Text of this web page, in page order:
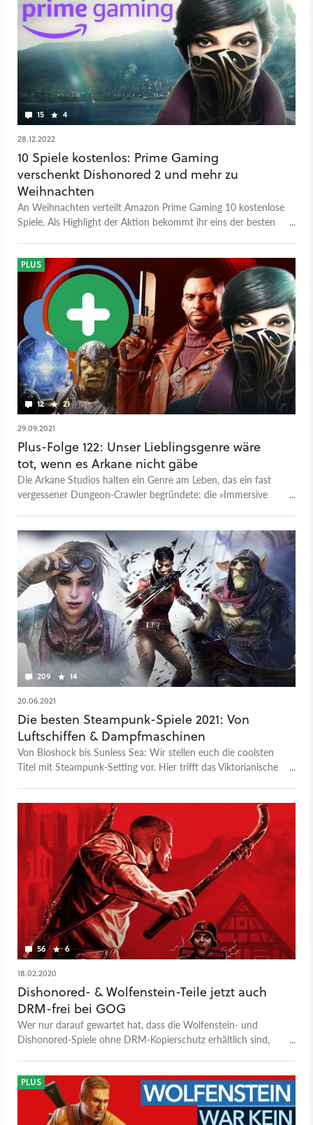
15 4
28.12.2022
10 Spiele kostenlos: Prime Gaming
verschenkt Dishonored 2 und mehr zu
Weihnachten
An Weihnachten verteilt Amazon Prime Gaming 10 kostenlose
Spiele. Als Highlight der Aktion bekommt ihr eins der besten
12 21
PLUS
29.09.2021
Plus-Folge 122: Unser Lieblingsgenre wäre
tot, wenn es Arkane nicht gäbe
Die Arkane Studios halten ein Genre am Leben, das ein fast
vergessener Dungeon-Crawler begründete: die »Immersive
209 14
20.06.2021
Die besten Steampunk-Spiele 2021: Von
Luftschiffen & Dampfmaschinen
Von Bioshock bis Sunless Sea: Wir stellen euch die coolsten
Titel mit Steampunk-Setting vor. Hier trifft das Viktorianische
56 6
18.02.2020
Dishonored- & Wolfenstein-Teile jetzt auch
DRM-frei bei GOG
Wer nur darauf gewartet hat, dass die Wolfenstein- und
Dishonored-Spiele ohne DRM-Kopierschutz erhältlich sind,
PLUS